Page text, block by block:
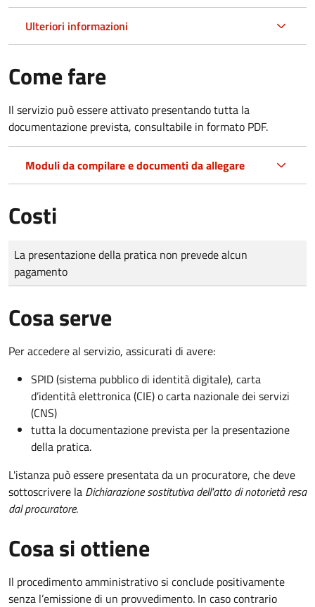
Ulteriori informazioni
Come fare
Il servizio può essere attivato presentando tutta la
documentazione prevista, consultabile in formato PDF.
Moduli da compilare e documenti da allegare
Costi
Tipo di pagamento
Importo
La presentazione della pratica non prevede alcun
pagamento
Cosa serve
Per accedere al servizio, assicurati di avere:
SPID (sistema pubblico di identità digitale), carta
d’identità elettronica (CIE) o carta nazionale dei servizi
(CNS)
tutta la documentazione prevista per la presentazione
della pratica.
L'istanza può essere presentata da un procuratore, che deve
sottoscrivere la Dichiarazione sostitutiva dell'atto di notorietà resa
dal procuratore.
Cosa si ottiene
Il procedimento amministrativo si conclude positivamente
senza l’emissione di un provvedimento. In caso contrario